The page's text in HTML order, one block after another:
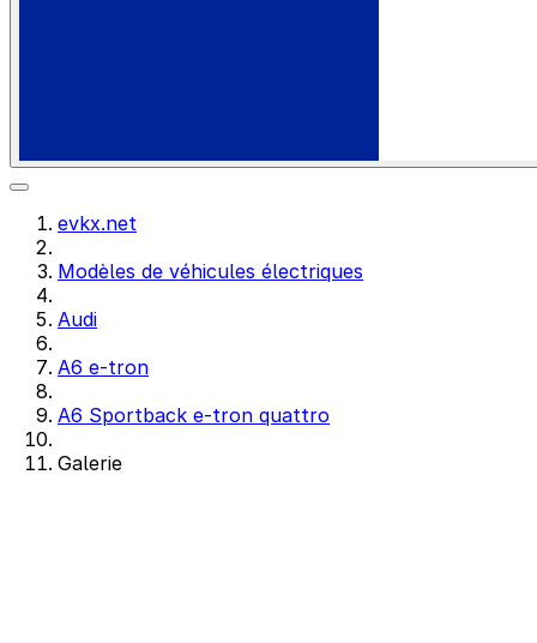
evkx.net
Modèles de véhicules électriques
Audi
A6 e-tron
A6 Sportback e-tron quattro
Galerie